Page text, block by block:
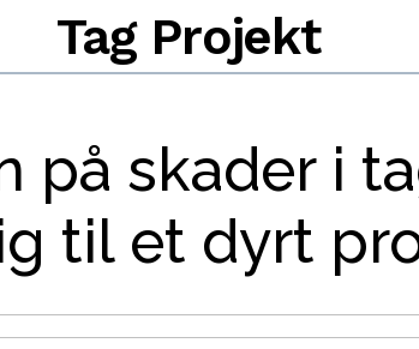
Tag Projekt
på skader i
til et dyrt